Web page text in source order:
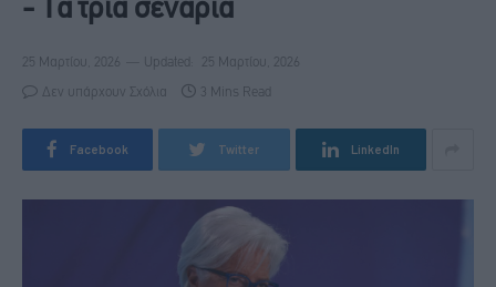
- Τα τρία σενάρια
25 Μαρτίου, 2026 Updated: 25 Μαρτίου, 2026
Δεν υπάρχουν Σχόλια 3 Mins Read
Facebook Twitter LinkedIn